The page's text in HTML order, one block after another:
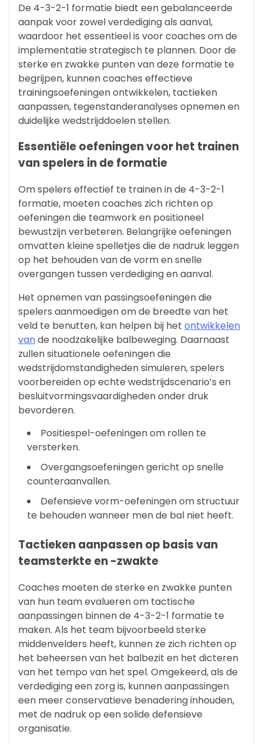
De 4-3-2-1 formatie biedt een gebalanceerde
aanpak voor zowel verdediging als aanval,
waardoor het essentieel is voor coaches om de
implementatie strategisch te plannen. Door de
sterke en zwakke punten van deze formatie te
begrijpen, kunnen coaches effectieve
trainingsoefeningen ontwikkelen, tactieken
aanpassen, tegenstanderanalyses opnemen en
duidelijke wedstrijddoelen stellen.
Essentiële oefeningen voor het trainen
van spelers in de formatie
Om spelers effectief te trainen in de 4-3-2-1
formatie, moeten coaches zich richten op
oefeningen die teamwork en positioneel
bewustzijn verbeteren. Belangrijke oefeningen
omvatten kleine spelletjes die de nadruk leggen
op het behouden van de vorm en snelle
overgangen tussen verdediging en aanval.
Het opnemen van passingsoefeningen die
spelers aanmoedigen om de breedte van het
veld te benutten, kan helpen bij het ontwikkelen
vande noodzakelijke balbeweging. Daarnaast
zullen situationele oefeningen die
wedstrijdomstandigheden simuleren, spelers
voorbereiden op echte wedstrijdscenario’s en
besluitvormingsvaardigheden onder druk
bevorderen.
Positiespel-oefeningen om rollen te
versterken.
Overgangsoefeningen gericht op snelle
counteraanvallen.
Defensieve vorm-oefeningen om structuur
te behouden wanneer men de bal niet heeft.
Tactieken aanpassen op basis van
teamsterkte en -zwakte
Coaches moeten de sterke en zwakke punten
van hun team evalueren om tactische
aanpassingen binnen de 4-3-2-1 formatie te
maken. Als het team bijvoorbeeld sterke
middenvelders heeft, kunnen ze zich richten op
het beheersen van het balbezit en het dicteren
van het tempo van het spel. Omgekeerd, als de
verdediging een zorg is, kunnen aanpassingen
een meer conservatieve benadering inhouden,
met de nadruk op een solide defensieve
organisatie.